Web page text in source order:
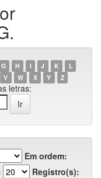
G H I J K
L
V W X Y Z
letras:
Em ordem:
Registro(s):